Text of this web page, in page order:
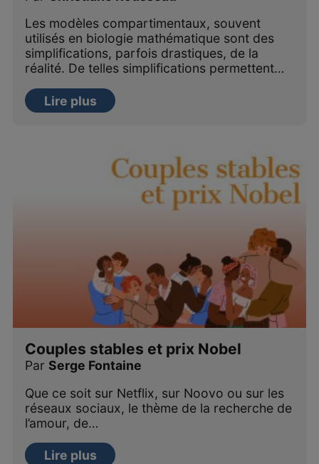
Les modèles compartimentaux, souvent
utilisés en biologie mathématique sont des
simplifications, parfois drastiques, de la
réalité. De telles simplifications permettent…
Lire plus
Couples stables et prix Nobel
Par Serge Fontaine
Que ce soit sur Netflix, sur Noovo ou sur les
réseaux sociaux, le thème de la recherche de
l’amour, de…
Lire plus